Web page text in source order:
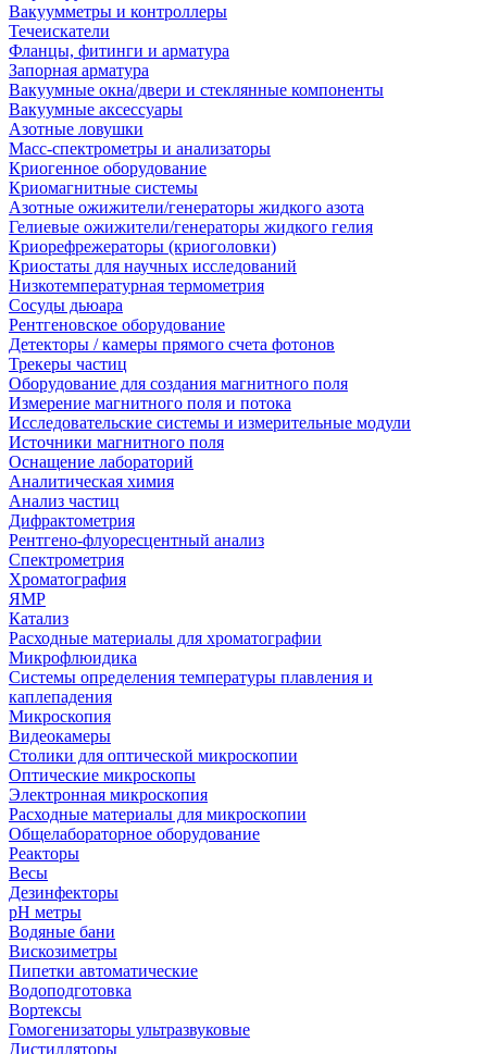
Вакуумметры и контроллеры
Течеискатели
Фланцы, фитинги и арматура
Запорная арматура
Вакуумные окна/двери и стеклянные компоненты
Вакуумные аксессуары
Азотные ловушки
Масс-спектрометры и анализаторы
Криогенное оборудование
Криомагнитные системы
Азотные ожижители/генераторы жидкого азота
Гелиевые ожижители/генераторы жидкого гелия
Криорефрежераторы (криоголовки)
Криостаты для научных исследований
Низкотемпературная термометрия
Сосуды дьюара
Рентгеновское оборудование
Детекторы / камеры прямого счета фотонов
Трекеры частиц
Оборудование для создания магнитного поля
Измерение магнитного поля и потока
Исследовательские системы и измерительные модули
Источники магнитного поля
Оснащение лабораторий
Аналитическая химия
Анализ частиц
Дифрактометрия
Рентгено-флуоресцентный анализ
Спектрометрия
Хроматография
ЯМР
Катализ
Расходные материалы для хроматографии
Микрофлюидика
Системы определения температуры плавления и
каплепадения
Микроскопия
Видеокамеры
Столики для оптической микроскопии
Оптические микроскопы
Электронная микроскопия
Расходные материалы для микроскопии
Общелабораторное оборудование
Реакторы
Весы
Дезинфекторы
рН метры
Водяные бани
Вискозиметры
Пипетки автоматические
Водоподготовка
Вортексы
Гомогенизаторы ультразвуковые
Дистилляторы